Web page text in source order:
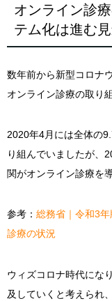
オンライン診
テム化は進む
数年前から新型コロナ
オンライン診療の取り
2020年4月には全体の
り組んでいましたが、
関がオンライン診療を
参考： 総務省｜令和3
診療の状況
ウィズコロナ時代にな
及していくと考えられ